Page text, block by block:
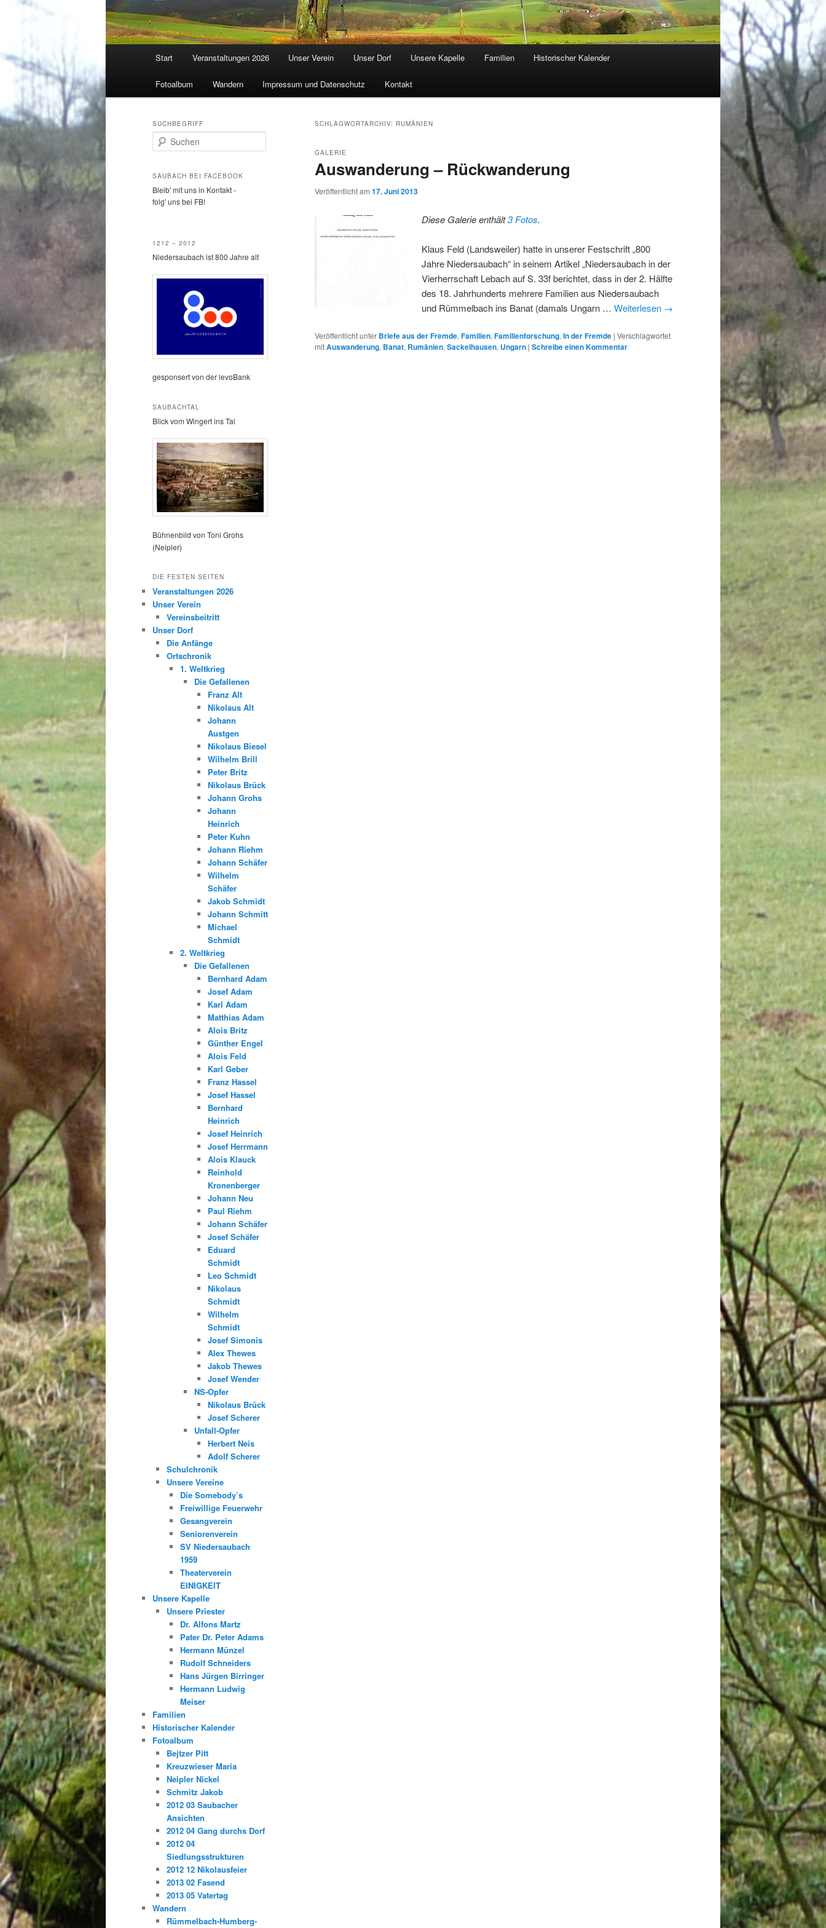
Start Veranstaltungen 2026 Unser Verein Unser Dorf Unsere Kapelle Familien Historischer Kalender
Fotoalbum Wandern Impressum und Datenschutz Kontakt
SCHLAGWORTARCHIV: RUMÄNIEN
Auswanderung – Rückwanderung
GALERIE
Veröffentlicht am 17. Juni 2013
Diese Galerie enthält3 Fotos.
Klaus Feld (Landsweiler) hatte in unserer Festschrift „800
Jahre Niedersaubach“ in seinem Artikel „Niedersaubach in der
Vierherrschaft Lebach auf S. 33f berichtet, dass in der 2. Hälfte
des 18. Jahrhunderts mehrere Familien aus Niedersaubach
und Rümmelbach ins Banat (damals Ungarn …Weiterlesen →
Veröffentlicht unter Briefe aus der Fremde, Familien, Familienforschung, In der Fremde | Verschlagwortet
mitAuswanderung, Banat, Rumänien, Sackelhausen, Ungarn | Schreibe einen Kommentar
SUCHBEGRIFF
u
h
n
SAUBACH BEI FACEBOOK
Bleib' mit uns in Kontakt -
folg' uns bei FB!
1212 – 2012
Niedersaubach ist 800 Jahre alt
gesponsert von der levoBank
SAUBACHTAL
Blick vom Wingert ins Tal
Bühnenbild von Toni Grohs
(Neipler)
DIE FESTEN SEITEN
Veranstaltungen 2026
Unser Verein
Vereinsbeitritt
Unser Dorf
Die Anfänge
Ortschronik
1. Weltkrieg
Die Gefallenen
Franz Alt
Nikolaus Alt
Johann
Austgen
Nikolaus Biesel
Wilhelm Brill
Peter Britz
Nikolaus Brück
Johann Grohs
Johann
Heinrich
Peter Kuhn
Johann Riehm
Johann Schäfer
Wilhelm
Schäfer
Jakob Schmidt
Johann Schmitt
Michael
Schmidt
2. Weltkrieg
Die Gefallenen
Bernhard Adam
Josef Adam
Karl Adam
Matthias Adam
Alois Britz
Günther Engel
Alois Feld
Karl Geber
Franz Hassel
Josef Hassel
Bernhard
Heinrich
Josef Heinrich
Josef Herrmann
Alois Klauck
Reinhold
Kronenberger
Johann Neu
Paul Riehm
Johann Schäfer
Josef Schäfer
Eduard
Schmidt
Leo Schmidt
Nikolaus
Schmidt
Wilhelm
Schmidt
Josef Simonis
Alex Thewes
Jakob Thewes
Josef Wender
NS-Opfer
Nikolaus Brück
Josef Scherer
Unfall-Opfer
Herbert Neis
Adolf Scherer
Schulchronik
Unsere Vereine
Die Somebody’s
Freiwillige Feuerwehr
Gesangverein
Seniorenverein
SV Niedersaubach
1959
Theaterverein
EINIGKEIT
Unsere Kapelle
Unsere Priester
Dr. Alfons Martz
Pater Dr. Peter Adams
Hermann Münzel
Rudolf Schneiders
Hans Jürgen Birringer
Hermann Ludwig
Meiser
Familien
Historischer Kalender
Fotoalbum
Bejtzer Pitt
Kreuzwieser Maria
Neipler Nickel
Schmitz Jakob
2012 03 Saubacher
Ansichten
2012 04 Gang durchs Dorf
2012 04
Siedlungsstrukturen
2012 12 Nikolausfeier
2013 02 Fasend
2013 05 Vatertag
Wandern
Rümmelbach-Humberg-